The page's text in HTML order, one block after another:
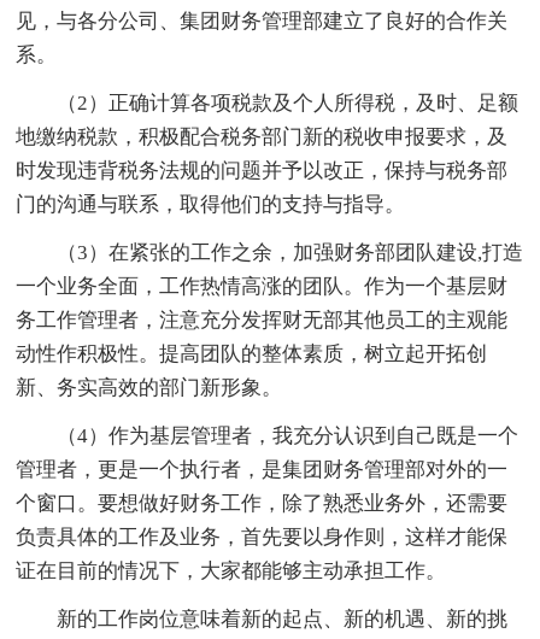
见，与各分公司、集团财务管理部建立了良好的合作关
系。
（2）正确计算各项税款及个人所得税，及时、足额
地缴纳税款，积极配合税务部门新的税收申报要求，及
时发现违背税务法规的问题并予以改正，保持与税务部
门的沟通与联系，取得他们的支持与指导。
（3）在紧张的工作之余，加强财务部团队建设,打造
一个业务全面，工作热情高涨的团队。作为一个基层财
务工作管理者，注意充分发挥财无部其他员工的主观能
动性作积极性。提高团队的整体素质，树立起开拓创
新、务实高效的部门新形象。
（4）作为基层管理者，我充分认识到自己既是一个
管理者，更是一个执行者，是集团财务管理部对外的一
个窗口。要想做好财务工作，除了熟悉业务外，还需要
负责具体的工作及业务，首先要以身作则，这样才能保
证在目前的情况下，大家都能够主动承担工作。
新的工作岗位意味着新的起点、新的机遇、新的挑